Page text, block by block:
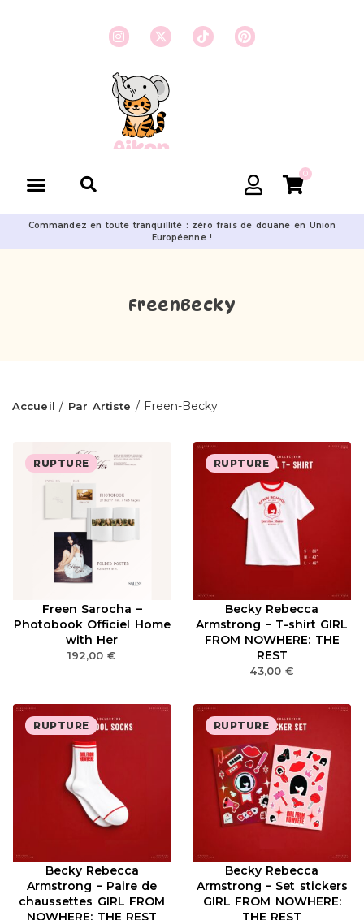
0
Commandez en toute tranquillité : zéro frais de douane en Union
Européenne !
FreenBecky
Accueil / Par Artiste / Freen-Becky
RUPTURE
Freen Sarocha –
Photobook Officiel Home
with Her
192,00€
RUPTURE
Becky Rebecca
Armstrong – T-shirt GIRL
FROM NOWHERE: THE
REST
43,00€
RUPTURE
Becky Rebecca
Armstrong – Paire de
chaussettes GIRL FROM
NOWHERE: THE REST
RUPTURE
Becky Rebecca
Armstrong – Set stickers
GIRL FROM NOWHERE:
THE REST